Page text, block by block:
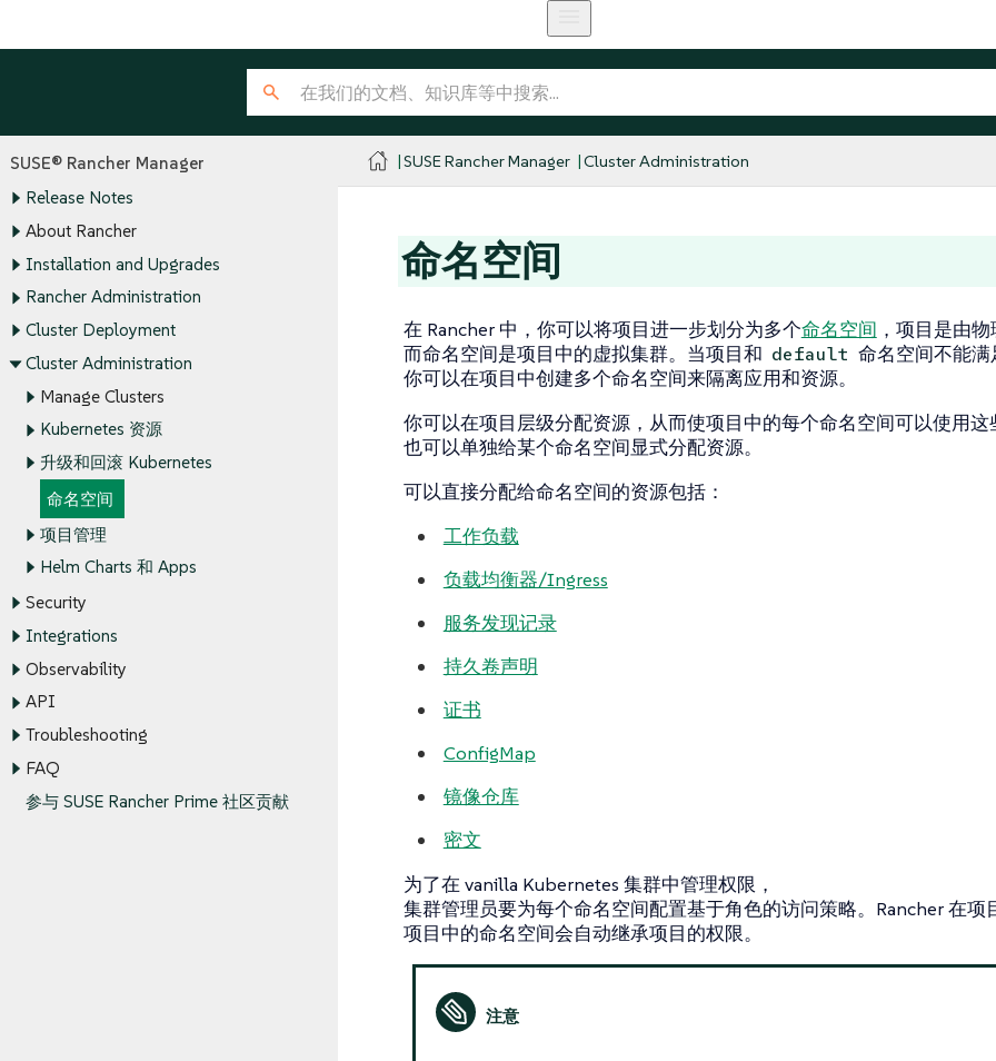
SUSE® Rancher Manager
Release Notes
About Rancher
Installation and Upgrades
Rancher Administration
Cluster Deployment
Cluster Administration
Manage Clusters
Kubernetes 资源
升级和回滚 Kubernetes
命名空间
项目管理
Helm Charts 和 Apps
Security
Integrations
Observability
API
Troubleshooting
FAQ
参与 SUSE Rancher Prime 社区贡献
SUSE Rancher Manager Cluster Administration
命名空间
在 Rancher 中，你可以将项目进一步划分为多个命名空间 ，项目是由
而命名空间是项目中的虚拟集群。当项目和 default 命名空间不能满
你可以在项目中创建多个命名空间来隔离应用和资源。
你可以在项目层级分配资源，从而使项目中的每个命名空间可以使用这
也可以单独给某个命名空间显式分配资源。
可以直接分配给命名空间的资源包括：
工作负载
负载均衡器/Ingress
服务发现记录
持久卷声明
证书
ConfigMap
镜像仓库
密文
为了在 vanilla Kubernetes 集群中管理权限，
集群管理员要为每个命名空间配置基于角色的访问策略。Rancher 在项
项目中的命名空间会自动继承项目的权限。